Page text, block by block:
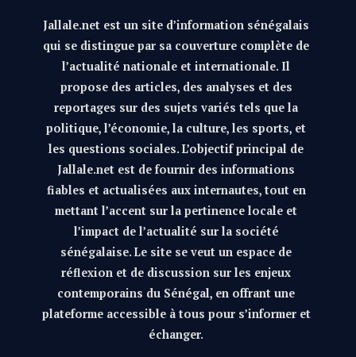
Jallale.net est un site d’information sénégalais
qui se distingue par sa couverture complète de
l’actualité nationale et internationale. Il
propose des articles, des analyses et des
reportages sur des sujets variés tels que la
politique, l’économie, la culture, les sports, et
les questions sociales. L’objectif principal de
Jallale.net est de fournir des informations
fiables et actualisées aux internautes, tout en
mettant l’accent sur la pertinence locale et
l’impact de l’actualité sur la société
sénégalaise. Le site se veut un espace de
réflexion et de discussion sur les enjeux
contemporains du Sénégal, en offrant une
plateforme accessible à tous pour s’informer et
échanger.